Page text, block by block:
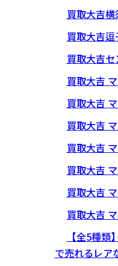
買取大吉
買取大吉逗
買取大吉
買取大吉
買取大吉
買取大吉
買取大吉
買取大吉
買取大吉
買取大吉
【全5種
で売れるレア